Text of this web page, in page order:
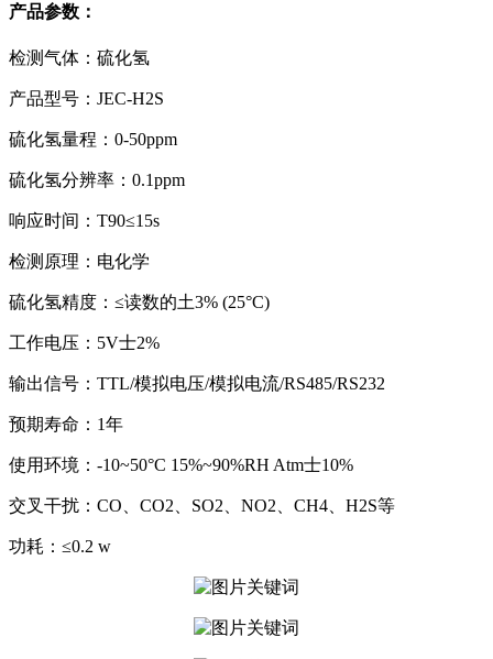
产品参数：
检测气体：硫化氢
产品型号：JEC-H2S
硫化氢量程：0-50ppm
硫化氢分辨率：0.1ppm
响应时间：T90≤15s
检测原理：电化学
硫化氢精度：≤读数的土3% (25°C)
工作电压：5V士2%
输出信号：TTL/模拟电压/模拟电流/RS485/RS232
预期寿命：1年
使用环境：-10~50°C 15%~90%RH Atm士10%
交叉干扰：CO、CO2、SO2、NO2、CH4、H2S等
功耗：≤0.2 w